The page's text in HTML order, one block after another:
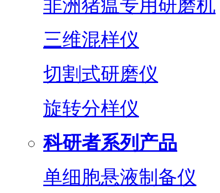
非洲猪瘟专用研磨机
三维混样仪
切割式研磨仪
旋转分样仪
科研者系列产品
单细胞悬液制备仪